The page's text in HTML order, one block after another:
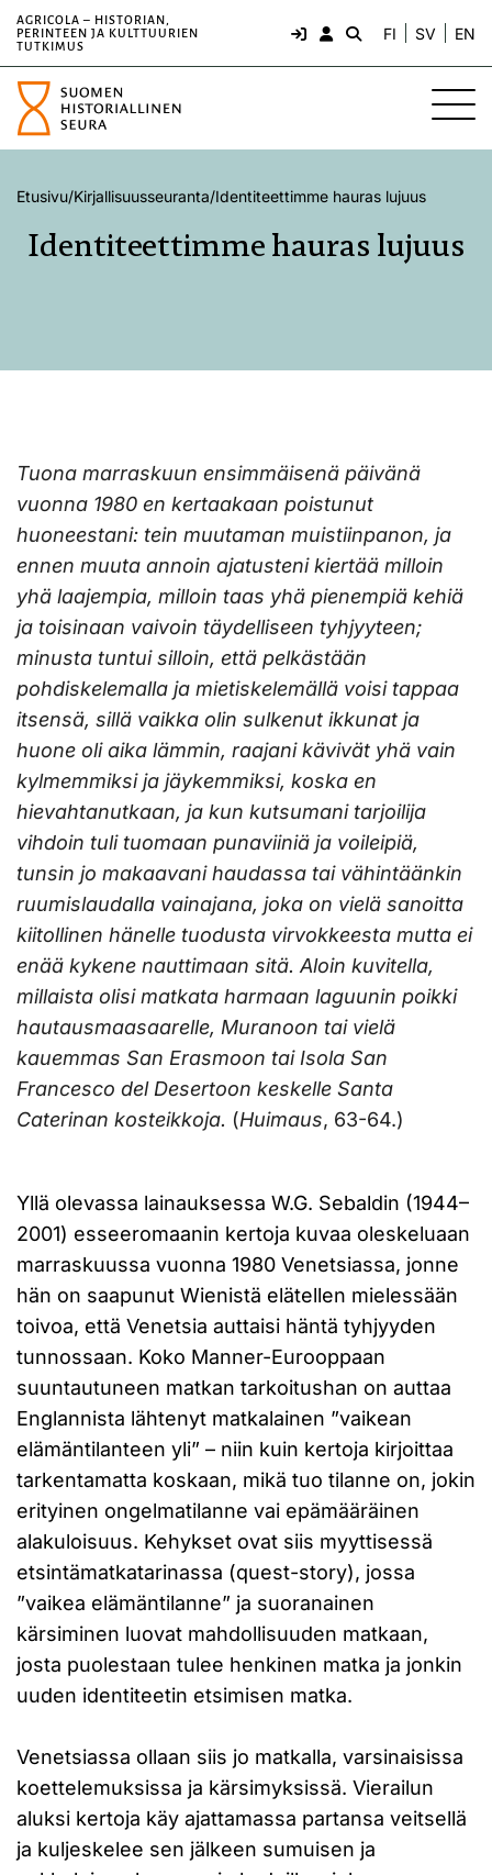
AGRICOLA – HISTORIAN,
PERINTEEN JA KULTTUURIEN
TUTKIMUS
FI SV EN
Etusivu/Kirjallisuusseuranta/Identiteettimme hauras lujuus
Identiteettimme hauras lujuus
Tuona marraskuun ensimmäisenä päivänä
vuonna 1980 en kertaakaan poistunut
huoneestani: tein muutaman muistiinpanon, ja
ennen muuta annoin ajatusteni kiertää milloin
yhä laajempia, milloin taas yhä pienempiä kehiä
ja toisinaan vaivoin täydelliseen tyhjyyteen;
minusta tuntui silloin, että pelkästään
pohdiskelemalla ja mietiskelemällä voisi tappaa
itsensä, sillä vaikka olin sulkenut ikkunat ja
huone oli aika lämmin, raajani kävivät yhä vain
kylmemmiksi ja jäykemmiksi, koska en
hievahtanutkaan, ja kun kutsumani tarjoilija
vihdoin tuli tuomaan punaviiniä ja voileipiä,
tunsin jo makaavani haudassa tai vähintäänkin
ruumislaudalla vainajana, joka on vielä sanoitta
kiitollinen hänelle tuodusta virvokkeesta mutta ei
enää kykene nauttimaan sitä. Aloin kuvitella,
millaista olisi matkata harmaan laguunin poikki
hautausmaasaarelle, Muranoon tai vielä
kauemmas San Erasmoon tai Isola San
Francesco del Desertoon keskelle Santa
Caterinan kosteikkoja. (Huimaus, 63-64.)
Yllä olevassa lainauksessa W.G. Sebaldin (1944–
2001) esseeromaanin kertoja kuvaa oleskeluaan
marraskuussa vuonna 1980 Venetsiassa, jonne
hän on saapunut Wienistä elätellen mielessään
toivoa, että Venetsia auttaisi häntä tyhjyyden
tunnossaan. Koko Manner-Eurooppaan
suuntautuneen matkan tarkoitushan on auttaa
Englannista lähtenyt matkalainen ”vaikean
elämäntilanteen yli” – niin kuin kertoja kirjoittaa
tarkentamatta koskaan, mikä tuo tilanne on, jokin
erityinen ongelmatilanne vai epämääräinen
alakuloisuus. Kehykset ovat siis myyttisessä
etsintämatkatarinassa (quest-story), jossa
”vaikea elämäntilanne” ja suoranainen
kärsiminen luovat mahdollisuuden matkaan,
josta puolestaan tulee henkinen matka ja jonkin
uuden identiteetin etsimisen matka.
Venetsiassa ollaan siis jo matkalla, varsinaisissa
koettelemuksissa ja kärsimyksissä. Vierailun
aluksi kertoja käy ajattamassa partansa veitsellä
ja kuljeskelee sen jälkeen sumuisen ja